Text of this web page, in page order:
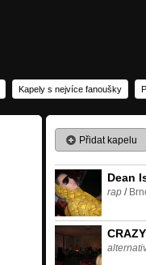
Kapely s nejvíce fanoušky
Přidat kapelu
Dean
rap /